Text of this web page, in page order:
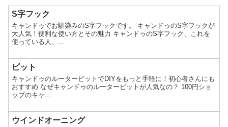
S字フック
キャンドゥでお馴染みのS字フックです。 キャンドゥのS字フックが
大人気！便利な使い方とその魅力 キャンドゥのS字フック、これを
使っている人、...
ビット
キャンドゥのルータービットでDIYをもっと手軽に！初心者さんにも
おすすめ なぜキャンドゥのルータービットが人気なの？ 100円ショ
ップのキャ...
ウインドオーニング